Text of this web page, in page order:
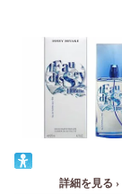
詳細を見る ›